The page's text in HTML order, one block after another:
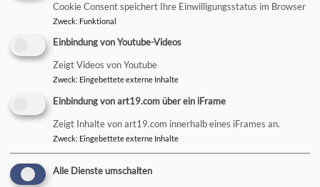
Bildrechte Gernot Merklein
Cookie Consent speichert Ihre Einwilligungsstatus im Browser
Zweck: Funktional
Einbindung von Youtube-Videos
Zeigt Videos von Youtube
Zweck: Eingebettete externe Inhalte
Einbindung von art19.com über ein iFrame
Zeigt Inhalte von art19.com innerhalb eines iFrames an.
Zweck: Eingebettete externe Inhalte
Alle Dienste umschalten